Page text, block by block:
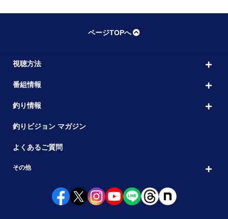
ページTOPへ
視聴方法
番組情報
釣り情報
釣りビジョン マガジン
よくあるご質問
その他